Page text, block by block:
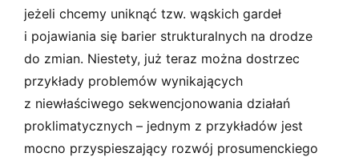
jeżeli chcemy uniknąć tzw. wąskich gardeł
i pojawiania się barier strukturalnych na drodze
do zmian. Niestety, już teraz można dostrzec
przykłady problemów wynikających
z niewłaściwego sekwencjonowania działań
proklimatycznych – jednym z przykładów jest
mocno przyspieszający rozwój prosumenckiego